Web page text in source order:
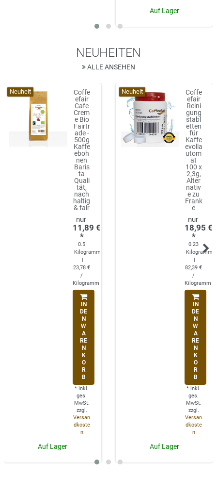
Auf Lager
NEUHEITEN
ALLE ANSEHEN
Neuheit
Coffe
efair
Cafe
Crem
e Bio
Fairtr
ade -
500g
Kaffe
eboh
nen
Baris
ta
Quali
tät,
nach
haltig
& fair
11,89 €
*
0.5
Kilogramm
|
23,78 €
/
Kilogramm
IN
DE
N
W
A
RE
N
K
O
R
B
* inkl.
ges.
MwSt.
zzgl.
Versan
dkoste
n
Auf Lager
Neuheit
Coffe
efair
Reini
gung
stabl
etten
für
Kaffe
evolla
utom
at
100 x
2,3g,
Alter
nativ
e zu
Frank
e
18,95 €
*
0.23
Kilogramm
|
82,39 €
/
Kilogramm
IN
DE
N
W
A
RE
N
K
O
R
B
* inkl.
ges.
MwSt.
zzgl.
Versan
dkoste
n
Auf Lager